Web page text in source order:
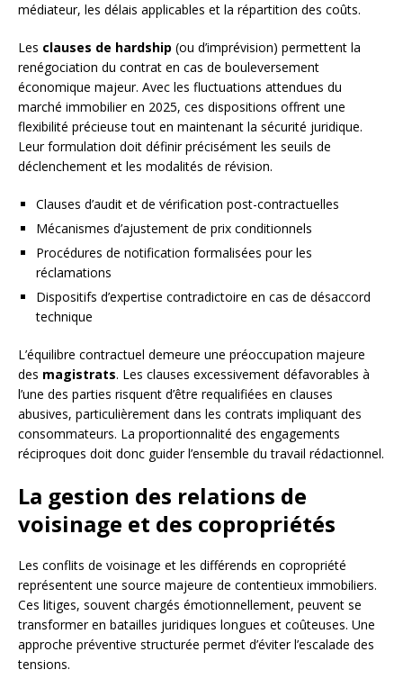
médiateur, les délais applicables et la répartition des coûts.
Les clauses de hardship (ou d’imprévision) permettent la
renégociation du contrat en cas de bouleversement
économique majeur. Avec les fluctuations attendues du
marché immobilier en 2025, ces dispositions offrent une
flexibilité précieuse tout en maintenant la sécurité juridique.
Leur formulation doit définir précisément les seuils de
déclenchement et les modalités de révision.
Clauses d’audit et de vérification post-contractuelles
Mécanismes d’ajustement de prix conditionnels
Procédures de notification formalisées pour les
réclamations
Dispositifs d’expertise contradictoire en cas de désaccord
technique
L’équilibre contractuel demeure une préoccupation majeure
des magistrats. Les clauses excessivement défavorables à
l’une des parties risquent d’être requalifiées en clauses
abusives, particulièrement dans les contrats impliquant des
consommateurs. La proportionnalité des engagements
réciproques doit donc guider l’ensemble du travail rédactionnel.
La gestion des relations de
voisinage et des copropriétés
Les conflits de voisinage et les différends en copropriété
représentent une source majeure de contentieux immobiliers.
Ces litiges, souvent chargés émotionnellement, peuvent se
transformer en batailles juridiques longues et coûteuses. Une
approche préventive structurée permet d’éviter l’escalade des
tensions.